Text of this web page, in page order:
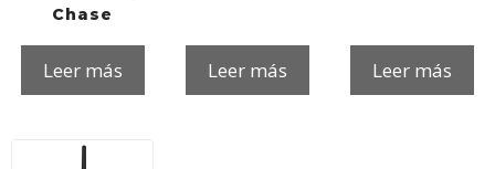
Chase
Leer más Leer más Leer más